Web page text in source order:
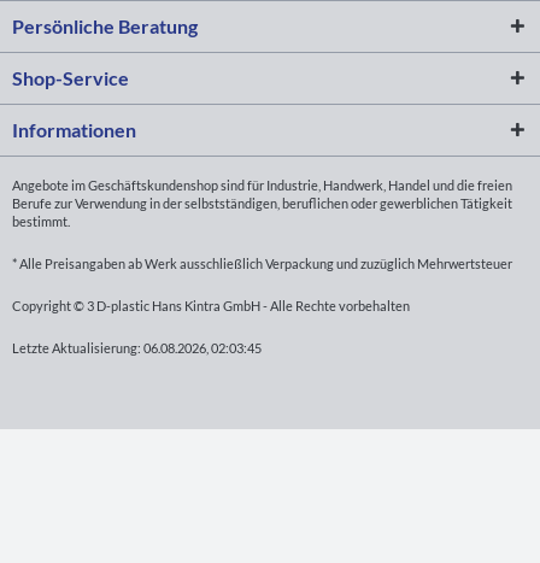
Persönliche Beratung
Shop-Service
Informationen
Angebote im Geschäftskundenshop sind für Industrie, Handwerk, Handel und die freien
Berufe zur Verwendung in der selbstständigen, beruflichen oder gewerblichen Tätigkeit
bestimmt.
* Alle Preisangaben ab Werk ausschließlich Verpackung und zuzüglich Mehrwertsteuer
Copyright © 3 D-plastic Hans Kintra GmbH - Alle Rechte vorbehalten
Letzte Aktualisierung: 06.08.2026, 02:03:45